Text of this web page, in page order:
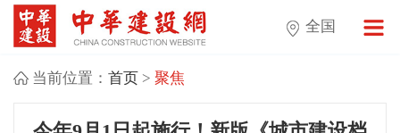
全国
当前位置： 首页> 聚焦